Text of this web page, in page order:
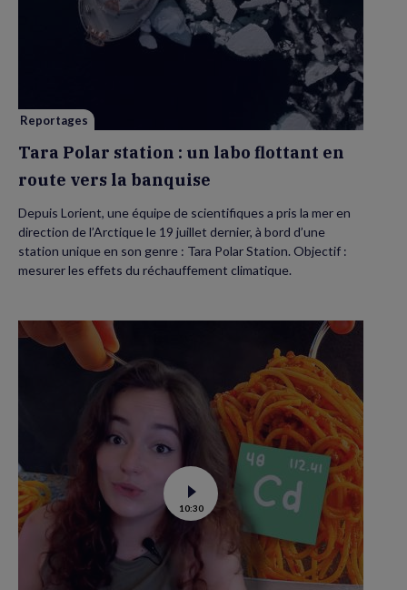
Tara
Polar
station
:
la
Reportages
Tara Polar station : un labo flottant en
route vers la banquise
Depuis Lorient, une équipe de scientifiques a pris la mer en
direction de l’Arctique le 19 juillet dernier, à bord d’une
station unique en son genre : Tara Polar Station. Objectif :
mesurer les effets du réchauffement climatique.
Voir
la
vidéo
Contamination
au
cadmium :
ce
10:30